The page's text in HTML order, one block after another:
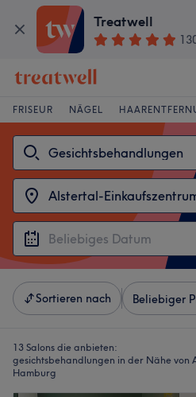
Treatwell
FRISEUR NÄGEL
Sortieren nach Beliebiger
13 Salons die anbieten:
gesichtsbehandlungen in der Nähe von
Hamburg